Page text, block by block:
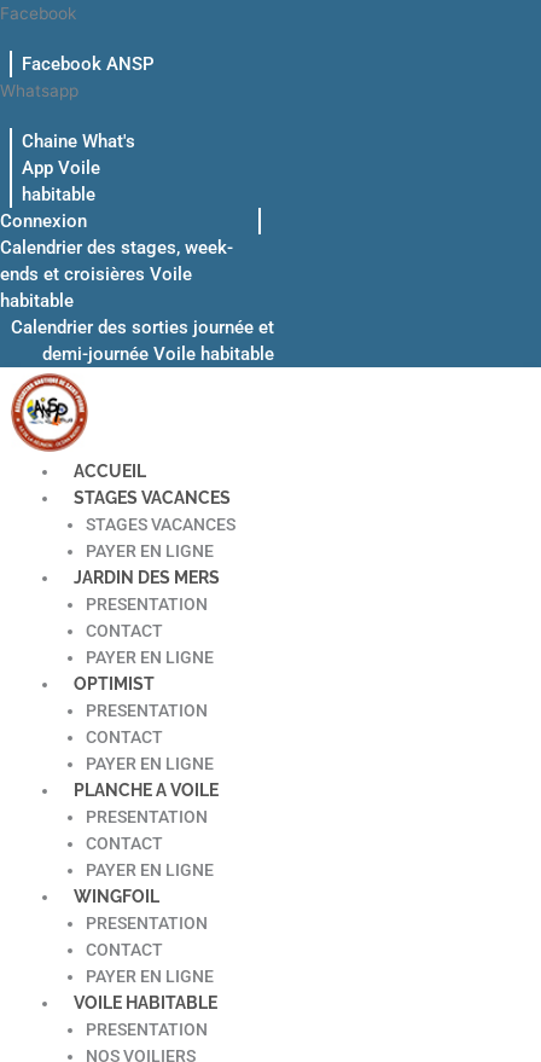
Aller
contenu
Facebook
Facebook ANSP
Whatsapp
Chaine What's
App Voile
habitable
Connexion
Calendrier des stages, week-
ends et croisières Voile
habitable
Calendrier des sorties journée et
demi-journée Voile habitable
ACCUEIL
STAGES VACANCES
STAGES VACANCES
PAYER EN LIGNE
JARDIN DES MERS
PRESENTATION
CONTACT
PAYER EN LIGNE
OPTIMIST
PRESENTATION
CONTACT
PAYER EN LIGNE
PLANCHE A VOILE
PRESENTATION
CONTACT
PAYER EN LIGNE
WINGFOIL
PRESENTATION
CONTACT
PAYER EN LIGNE
VOILE HABITABLE
PRESENTATION
NOS VOILIERS